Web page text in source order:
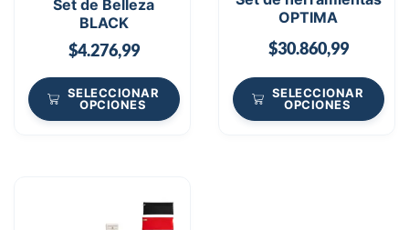
Set de Belleza
BLACK
$4.276,99
SELECCIONAR
OPCIONES
OPTIMA
$30.860,99
SELECCIONAR
OPCIONES